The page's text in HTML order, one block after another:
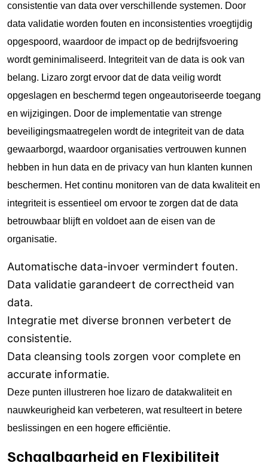
consistentie van data over verschillende systemen. Door
data validatie worden fouten en inconsistenties vroegtijdig
opgespoord, waardoor de impact op de bedrijfsvoering
wordt geminimaliseerd. Integriteit van de data is ook van
belang. Lizaro zorgt ervoor dat de data veilig wordt
opgeslagen en beschermd tegen ongeautoriseerde toegang
en wijzigingen. Door de implementatie van strenge
beveiligingsmaatregelen wordt de integriteit van de data
gewaarborgd, waardoor organisaties vertrouwen kunnen
hebben in hun data en de privacy van hun klanten kunnen
beschermen. Het continu monitoren van de data kwaliteit en
integriteit is essentieel om ervoor te zorgen dat de data
betrouwbaar blijft en voldoet aan de eisen van de
organisatie.
Automatische data-invoer vermindert fouten.
Data validatie garandeert de correctheid van
data.
Integratie met diverse bronnen verbetert de
consistentie.
Data cleansing tools zorgen voor complete en
accurate informatie.
Deze punten illustreren hoe lizaro de datakwaliteit en
nauwkeurigheid kan verbeteren, wat resulteert in betere
beslissingen en een hogere efficiëntie.
Schaalbaarheid en Flexibiliteit